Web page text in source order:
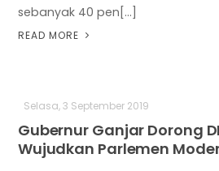
sebanyak 40 pen[...]
READ MORE
Selasa, 3 September 2019
Gubernur Ganjar Dorong
Wujudkan Parlemen